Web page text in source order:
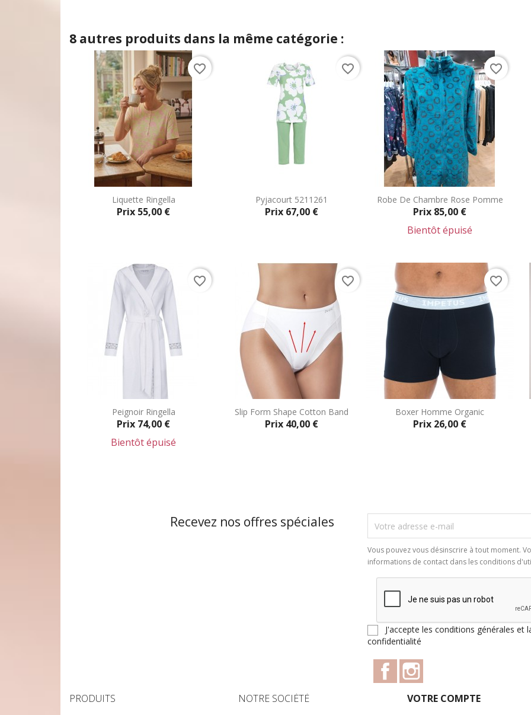
8 autres produits dans la même catégorie :
Liquette Ringella
Prix 55,00 €
favorite_border
Pyjacourt 5211261
Prix 67,00 €
 Aperçu rapide
favorite_border
Robe De Chambre Rose Pomme
Prix 85,00 €
Bientôt épuisé
Aperçu rapide
favorite_border
Peignoir Ringella
Prix 74,00 €
Bientôt épuisé
favorite_border
Slip Form Shape Cotton Band
Prix 40,00 €
favorite_border
Boxer Homme Organic
Prix 26,00 €
favorite_border
Recevez nos offres spéciales
Vous pouvez vous désinscrire à tout moment.
informations de contact dans les conditions
J'accepte les conditions générales et
confidentialité
Facebook
PRODUITS NOTRE SOCIÉTÉ VOTRE COMPTE